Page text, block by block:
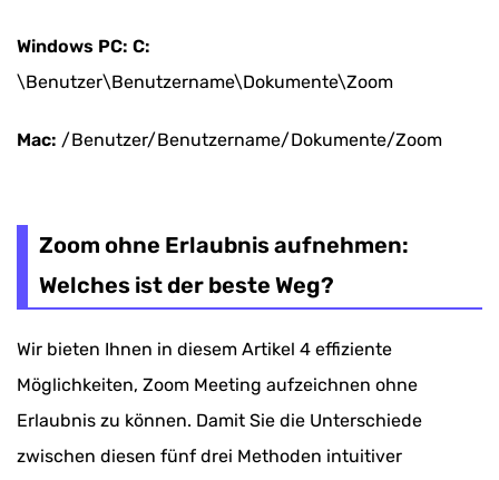
Windows PC: C:
\Benutzer\Benutzername\Dokumente\Zoom
Mac: /Benutzer/Benutzername/Dokumente/Zoom
Zoom ohne Erlaubnis aufnehmen:
Welches ist der beste Weg?
Wir bieten Ihnen in diesem Artikel 4 effiziente
Möglichkeiten, Zoom Meeting aufzeichnen ohne
Erlaubnis zu können. Damit Sie die Unterschiede
zwischen diesen fünf drei Methoden intuitiver